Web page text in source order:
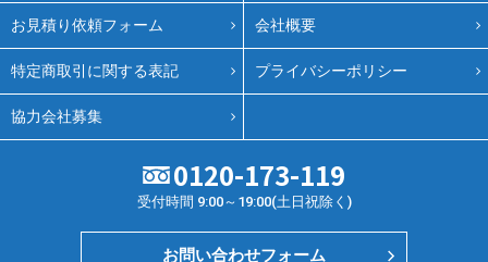
お見積り依頼フォーム 会社概要
特定商取引に関する表記 プライバシーポリシー
協力会社募集
0120-173-119
受付時間 9:00～19:00(土日祝除く)
お問い合わせフォーム